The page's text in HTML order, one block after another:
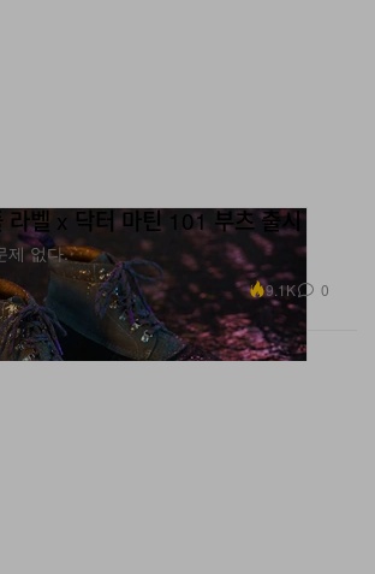
라벨 x 닥터 마틴 101 부츠 출시
제 없다.
9.1K 0